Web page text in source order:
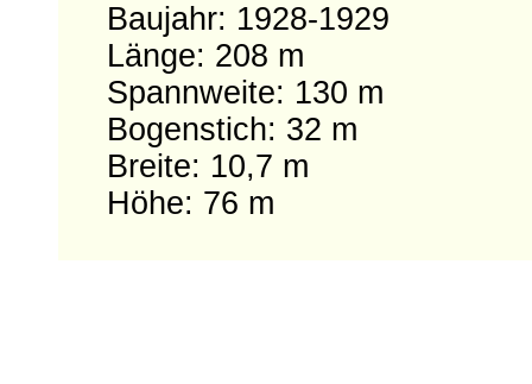
Baujahr: 1928-1929
Länge: 208 m
Spannweite: 130 m
Bogenstich: 32 m
Breite: 10,7 m
Höhe: 76 m